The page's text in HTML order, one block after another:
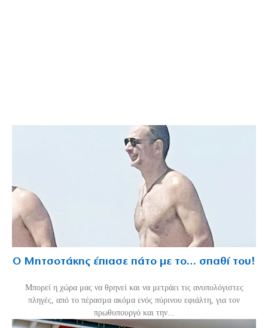
Ο Μητσοτάκης έπιασε πάτο με το… σπαθί του!
Mπορεί η χώρα μας να θρηνεί και να μετράει τις ανυπολόγιστες
πληγές, από το πέρασμα ακόμα ενός πύρινου εφιάλτη, για τον
πρωθυπουργό και την...